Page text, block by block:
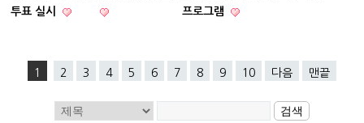
투표 실시
프로그램
1 2 3 4 5 6 7 8 9 10 다음 맨끝